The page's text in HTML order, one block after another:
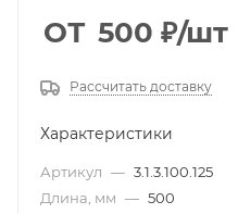
ОТ 500 ₽/шт
Рассчитать доставку
Характеристики
Артикул — 3.1.3.100.125
Длина, мм — 500